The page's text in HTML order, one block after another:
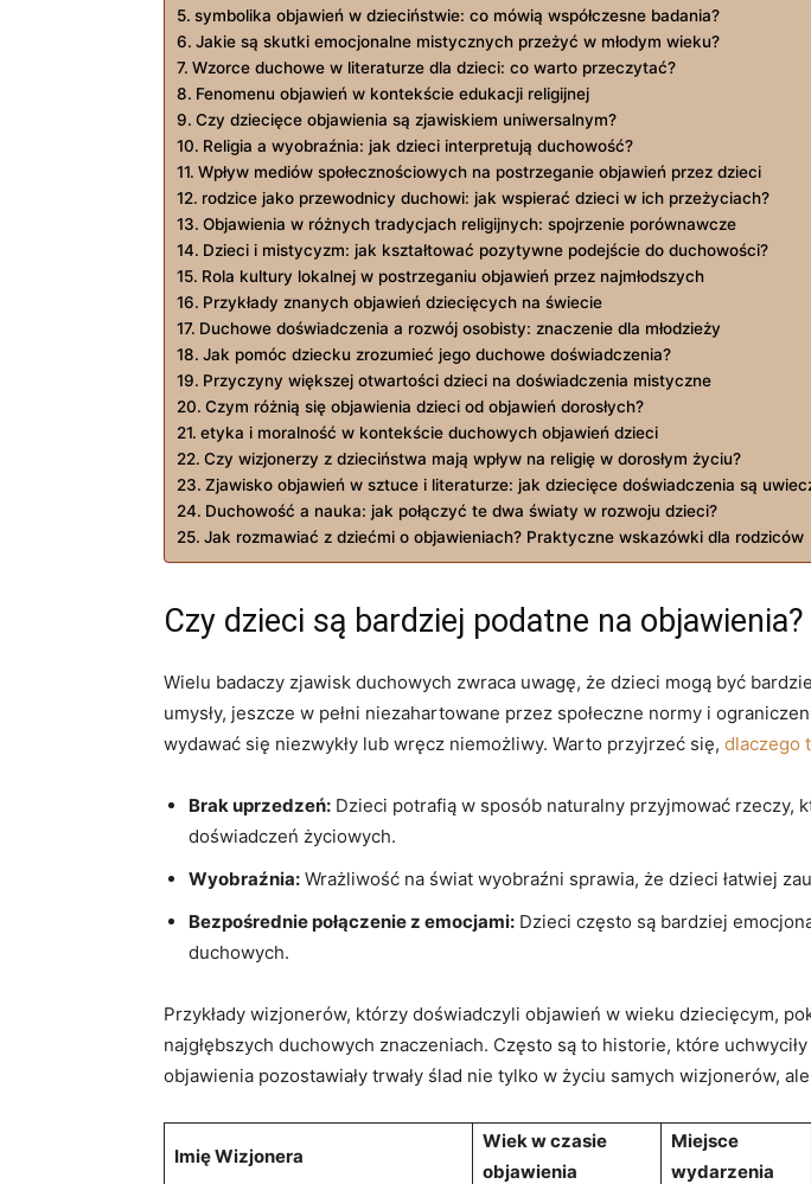
symbolika objawień w dzieciństwie: co mówią współczesne badania?
Jakie są skutki emocjonalne mistycznych przeżyć w młodym wieku?
Wzorce duchowe ⁣w literaturze ⁣dla ‌dzieci: co warto ⁣przeczytać?
Fenomenu⁣ objawień ‍w​ kontekście​ edukacji religijnej
Czy dziecięce ‍objawienia‍ są​ zjawiskiem uniwersalnym?
Religia a wyobraźnia:​ jak dzieci interpretują duchowość?
Wpływ mediów społecznościowych na postrzeganie objawień przez dzieci
rodzice jako przewodnicy duchowi: jak wspierać dzieci w ich przeżyciach?
Objawienia⁣ w ⁢różnych ​tradycjach religijnych: ⁢spojrzenie porównawcze
Dzieci ⁢i ‌mistycyzm: jak kształtować pozytywne podejście do⁣ duchowości?
Rola kultury lokalnej w postrzeganiu objawień przez najmłodszych
Przykłady znanych objawień dziecięcych na świecie
Duchowe‌ doświadczenia a​ rozwój osobisty: znaczenie ⁢dla ​młodzieży
Jak pomóc dziecku ​zrozumieć jego duchowe‍ doświadczenia?
Przyczyny większej otwartości dzieci⁢ na doświadczenia mistyczne
Czym różnią się objawienia dzieci od objawień ​dorosłych?
etyka i moralność⁤ w kontekście duchowych objawień dzieci
Czy wizjonerzy z ‍dzieciństwa⁣ mają wpływ ‌na religię w dorosłym życiu?
Zjawisko objawień⁤ w sztuce i⁢ literaturze: jak​ dziecięce⁣ doświadczenia są
Duchowość a ⁢nauka: jak połączyć te dwa światy w rozwoju dzieci?
Jak ‌rozmawiać‌ z dziećmi o ‍objawieniach? Praktyczne wskazówki dla rodziców
Czy dzieci są bardziej podatne na
Wielu badaczy zjawisk ​duchowych zwraca uwagę, że dzieci mogą być
⁣umysły, ‌jeszcze w pełni niezahartowane‌ przez społeczne ‍normy i
wydawać się niezwykły lub wręcz niemożliwy. Warto przyjrzeć się,‍ dlaczego
Brak uprzedzeń: Dzieci potrafią w sposób naturalny przyjmować rzeczy,
doświadczeń życiowych.
Wyobraźnia: Wrażliwość na świat⁣ wyobraźni sprawia, że ‌dzieci łatwiej‌
Bezpośrednie ⁣połączenie z emocjami: Dzieci często są bardziej
duchowych.
Przykłady ⁢wizjonerów, którzy doświadczyli objawień w wieku‌ dziecięcym,
najgłębszych⁣ duchowych znaczeniach. Często są to historie,‌ które
objawienia pozostawiały trwały ślad nie tylko w ⁤życiu samych ⁣wizjonerów,
Imię Wizjonera
Wiek w⁣ czasie
objawienia
Miejsce
wydarzenia